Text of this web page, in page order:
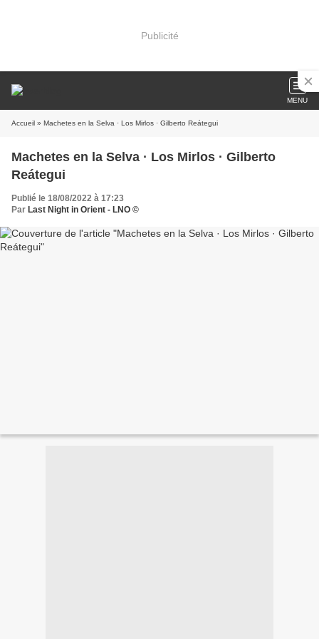
Publicité
MENU
Accueil » Machetes en la Selva · Los Mirlos · Gilberto Reátegui
Machetes en la Selva · Los Mirlos · Gilberto
Reátegui
Publié le 18/08/2022 à 17:23
Par Last Night in Orient - LNO ©